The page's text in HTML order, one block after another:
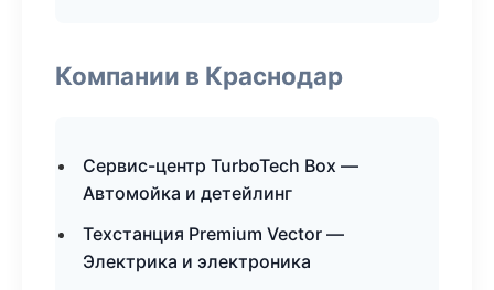
Компании в Краснодар
Сервис-центр TurboTech Box —
Автомойка и детейлинг
Техстанция Premium Vector —
Электрика и электроника